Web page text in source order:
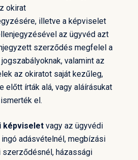
okirat
illetve a képviselet
az ügyvéd azt
szerződés megfelel a
valamint az
az okiratot saját kezűleg,
előtt írták alá, vagy aláírásukat
el.
képviseletvagy az ügyvédi
adásvételnél, megbízási
házassági